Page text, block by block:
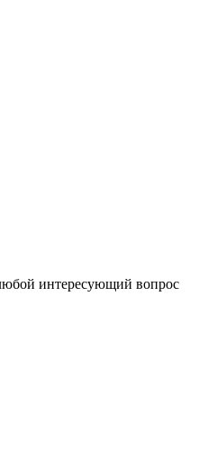
интересующий вопрос